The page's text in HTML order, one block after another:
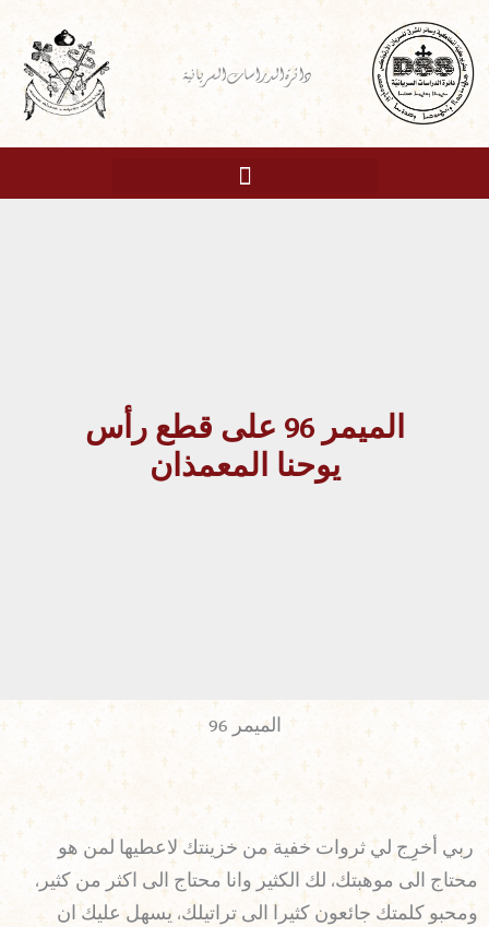
إلى
المحتوى
دائرة الدراسات السريانية
الميمر 96 على قطع رأس
يوحنا المعمذان
الميمر 96
ربي أخرِج لي ثروات خفية من خزينتك لاعطيها لمن هو
محتاج الى موهبتك، لك الكثير وانا محتاج الى اكثر من كثير،
ومحبو كلمتك جائعون كثيرا الى تراتيلك، يسهل عليك ان